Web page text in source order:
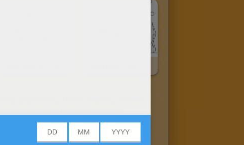
[poissons], fonds marins, étoiles
toi bien sur je dessine!